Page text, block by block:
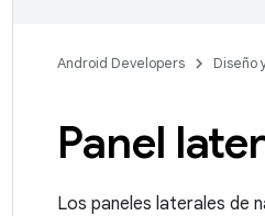
Android Developers Diseño
Panel
Los paneles laterales de